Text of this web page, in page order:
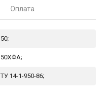
Оплата
50;
50ХФА;
ТУ 14-1-950-86;